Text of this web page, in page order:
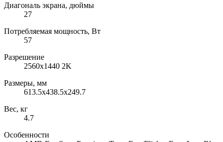
Диагональ экрана, дюймы
27
Потребляемая мощность, Вт
57
Разрешение
2560x1440 2K
Размеры, мм
613.5х438.5х249.7
Вес, кг
4.7
Особенности